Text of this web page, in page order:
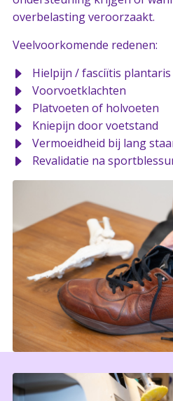
overbelasting veroorzaakt.
Veelvoorkomende redenen:
Hielpijn / fasciïtis plantaris
Voorvoetklachten
Platvoeten of holvoeten
Kniepijn door voetstand
Vermoeidheid bij lang
Revalidatie na